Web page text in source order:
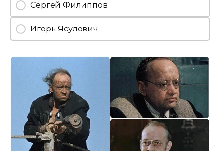
Сергей Филиппов
Игорь Ясулович